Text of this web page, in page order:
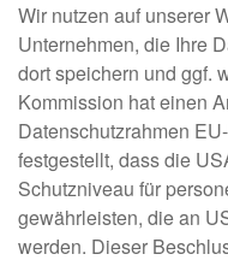
Wir nutzen auf unserer
Unternehmen, die Ihre
dort speichern und ggf.
Kommission hat einen
Datenschutzrahmen
festgestellt, dass die
Schutzniveau für
gewährleisten, die an
werden. Dieser